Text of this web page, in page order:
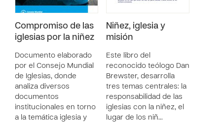
Compromiso de las
iglesias por la niñez
Documento elaborado
por el Consejo Mundial
de Iglesias, donde
analiza diversos
documentos
institucionales en torno
a la temática iglesia y
Niñez, iglesia y
misión
Este libro del
reconocido teólogo Dan
Brewster, desarrolla
tres temas centrales: la
responsabilidad de las
iglesias con la niñez, el
lugar de los niñ…